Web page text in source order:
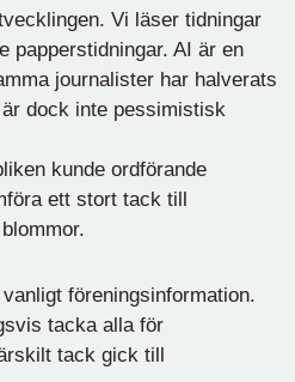
Vi läser tidningar
papperstidningar. AI är en
journalister har halverats
dock inte pessimistisk
kunde ordförande
ett stort tack till
föreningsinformation.
tacka alla för
tack gick till